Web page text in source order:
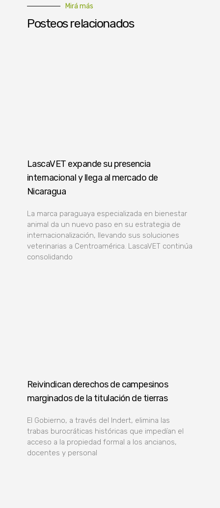
Mirá más
Posteos relacionados
LascaVET expande su presencia
internacional y llega al mercado de
Nicaragua
La marca paraguaya especializada en bienestar
animal da un nuevo paso en su estrategia de
internacionalización, llevando sus soluciones
veterinarias a Centroamérica. LascaVET continúa
consolidando
Reivindican derechos de campesinos
marginados de la titulación de tierras
El Gobierno, a través del Indert, elimina las
trabas burocráticas históricas que impedían el
acceso a la propiedad formal a los ancianos,
docentes y personal